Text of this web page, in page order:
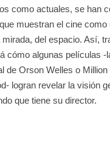
como actuales, se han
muestran el cine como
mirada, del espacio. Así,
cómo algunas películas -
de Orson Welles o
logran revelar la visión
que tiene su director.